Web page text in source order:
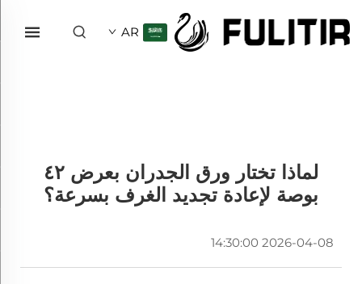
AR
لماذا تختار ورق الجدران بعرض ٤٢
بوصة لإعادة تجديد الغرف بسرعة؟
2026-04-08 14:30:00